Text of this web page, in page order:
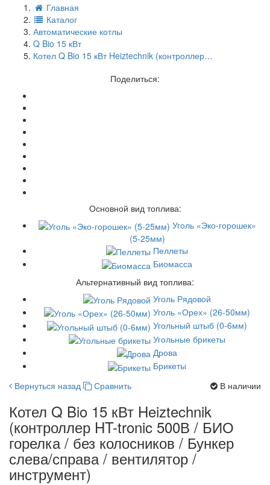
Главная
Каталог
Автоматические котлы
Q Bio 15 кВт
Котел Q Bio 15 кВт Heiztechnik (контроллер…
Поделиться:
Основной вид топлива:
Уголь «Эко-горошек»
(5-25мм)
Пеллеты
Биомасса
Альтернативный вид топлива:
Уголь Рядовой
Уголь «Орех» (26-50мм)
Угольный штыб (0-6мм)
Угольные брикеты
Дрова
Брикеты
Вернуться назад
Сравнить В наличии
Котел Q Bio 15 кВт Heiztechnik
(контроллер HT-tronic 500В / БИО
горелка / без колосников / Бункер
слева/справа / вентилятор /
инструмент)